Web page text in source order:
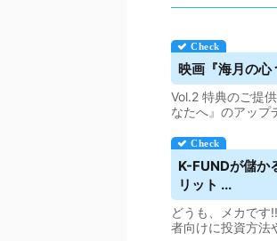
映画『海月の
Vol.2 特典のご提
なたへ』のアップ
K-FUNDが儲か
リット ...
どうも、メカです
者向けに投資方法